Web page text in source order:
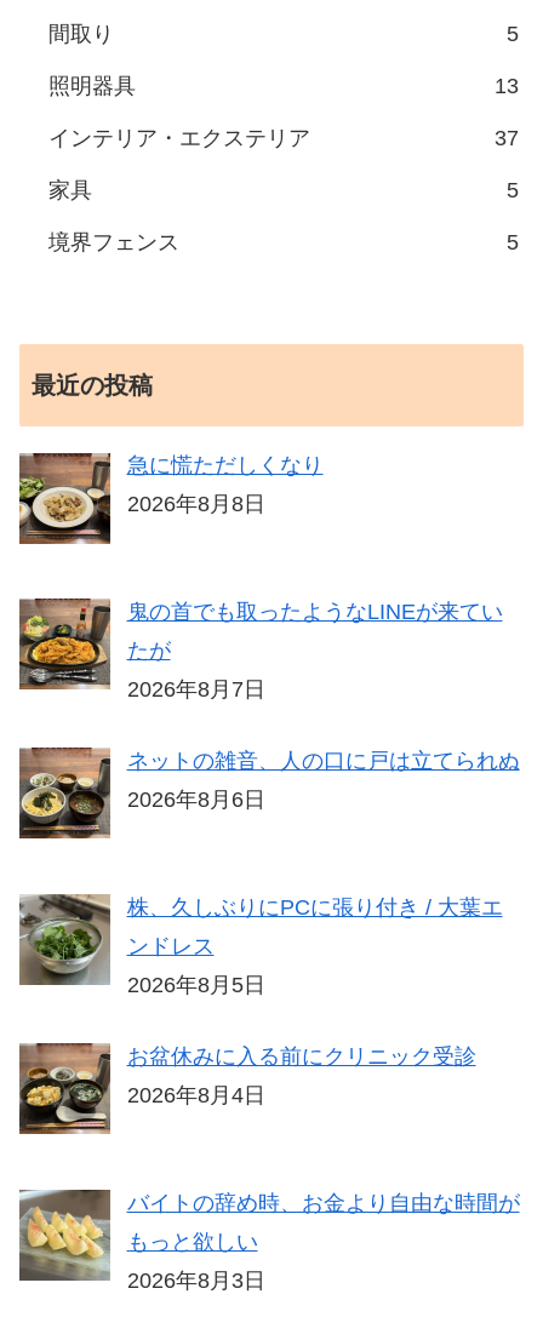
間取り 5
照明器具 13
インテリア・エクステリア 37
家具 5
境界フェンス 5
最近の投稿
急に慌ただしくなり
2026年8月8日
鬼の首でも取ったようなLINEが来てい
たが
2026年8月7日
ネットの雑音、人の口に戸は立てられぬ
2026年8月6日
株、久しぶりにPCに張り付き / 大葉エ
ンドレス
2026年8月5日
お盆休みに入る前にクリニック受診
2026年8月4日
バイトの辞め時、お金より自由な時間が
もっと欲しい
2026年8月3日